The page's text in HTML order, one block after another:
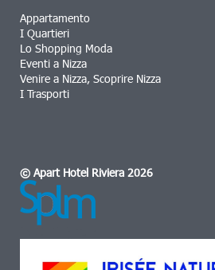
Appartamento
I Quartieri
Lo Shopping Moda
Eventi a Nizza
Venire a Nizza, Scoprire Nizza
I Trasporti
© Apart Hotel Riviera 2026